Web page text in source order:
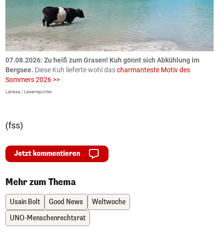
07.08.2026: Zu heiß zum Grasen! Kuh gönnt sich Abkühlung im
Bergsee. Diese Kuh lieferte wohl dascharmanteste Motiv des
Sommers 2026 >>
Larissa / Leserreporter
(fss)
Jetzt kommentieren
Mehr zum Thema
Usain Bolt Good News
Weltwoche
UNO-Menschenrechtsrat